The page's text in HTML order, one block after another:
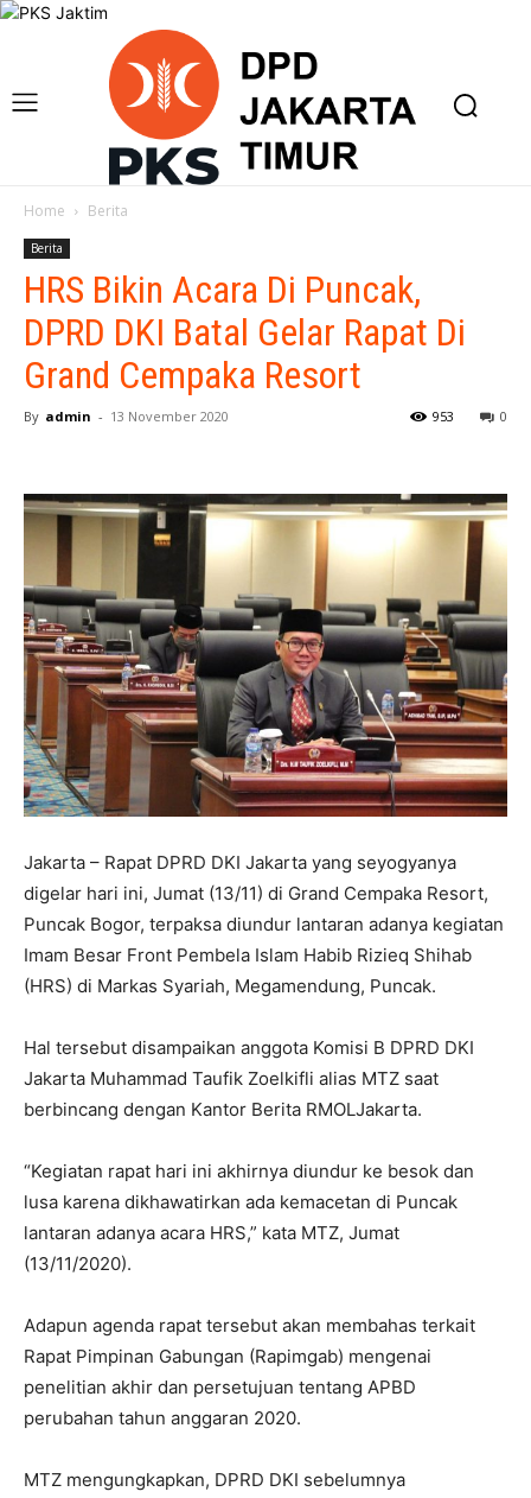
Home Berita
Berita
HRS Bikin Acara Di Puncak,
DPRD DKI Batal Gelar Rapat Di
Grand Cempaka Resort
By admin - 13 November 2020 0
953
Jakarta – Rapat DPRD DKI Jakarta yang seyogyanya
digelar hari ini, Jumat (13/11) di Grand Cempaka Resort,
Puncak Bogor, terpaksa diundur lantaran adanya kegiatan
Imam Besar Front Pembela Islam Habib Rizieq Shihab
(HRS) di Markas Syariah, Megamendung, Puncak.
Hal tersebut disampaikan anggota Komisi B DPRD DKI
Jakarta Muhammad Taufik Zoelkifli alias MTZ saat
berbincang dengan Kantor Berita RMOLJakarta.
“Kegiatan rapat hari ini akhirnya diundur ke besok dan
lusa karena dikhawatirkan ada kemacetan di Puncak
lantaran adanya acara HRS,” kata MTZ, Jumat
(13/11/2020).
Adapun agenda rapat tersebut akan membahas terkait
Rapat Pimpinan Gabungan (Rapimgab) mengenai
penelitian akhir dan persetujuan tentang APBD
perubahan tahun anggaran 2020.
MTZ mengungkapkan, DPRD DKI sebelumnya